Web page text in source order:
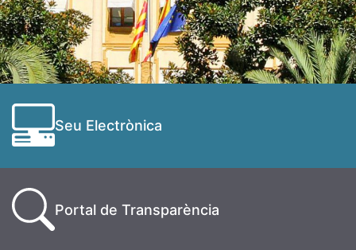
Seu Electrònica
Portal de Transparència